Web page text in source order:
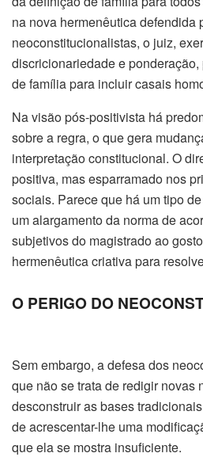
na nova hermenêutica defendida
neoconstitucionalistas, o juiz,
discricionariedade e
de família para incluir casais
Na visão pós-positivista há
sobre a regra, o que gera
interpretação constitucional. O
positiva, mas esparramado nos
sociais. Parece que há um tipo de
um alargamento da norma de
subjetivos do magistrado ao
hermenêutica criativa para
O PERIGO DO
Sem embargo, a defesa dos
que não se trata de redigir novas
desconstruir as bases
de acrescentar-lhe uma
que ela se mostra insuficiente.